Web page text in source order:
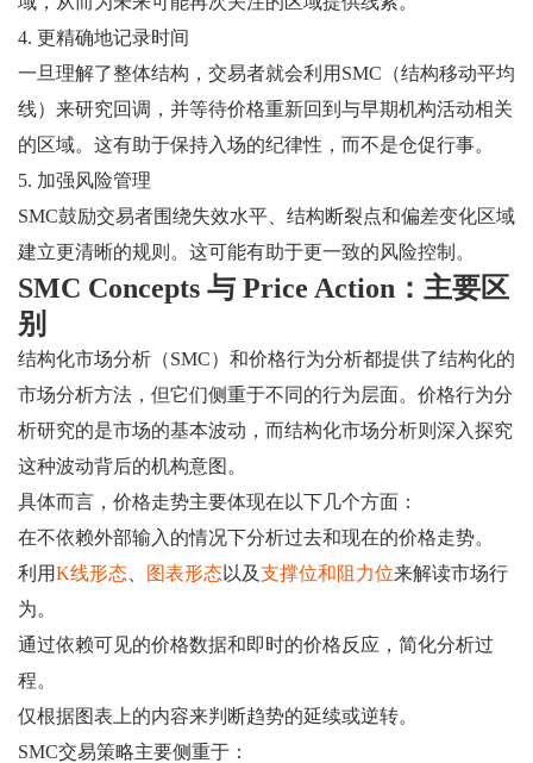
4. 更精确地记录时间
一旦理解了整体结构，交易者就会利用SMC（结构移动平均
线）来研究回调，并等待价格重新回到与早期机构活动相关
的区域。这有助于保持入场的纪律性，而不是仓促行事。
5. 加强风险管理
SMC鼓励交易者围绕失效水平、结构断裂点和偏差变化区域
建立更清晰的规则。这可能有助于更一致的风险控制。
SMC Concepts 与 Price Action：主要区
别
结构化市场分析（SMC）和价格行为分析都提供了结构化的
市场分析方法，但它们侧重于不同的行为层面。价格行为分
析研究的是市场的基本波动，而结构化市场分析则深入探究
这种波动背后的机构意图。
具体而言，价格走势主要体现在以下几个方面：
在不依赖外部输入的情况下分析过去和现在的价格走势。
利用K线形态 图表形态以及支撑位和阻力位来解读市场行
为。
通过依赖可见的价格数据和即时的价格反应，简化分析过
程。
仅根据图表上的内容来判断趋势的延续或逆转。
SMC交易策略主要侧重于：